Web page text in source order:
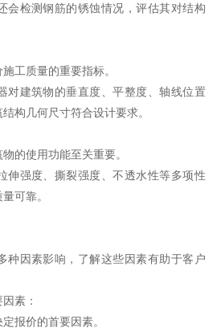
会检测钢筋的锈蚀情况，评估其对结构
工质量的重要指标。
对建筑物的垂直度、平整度、轴线位置
构几何尺寸符合设计要求。
的使用功能至关重要。
伸强度、撕裂强度、不透水性等多项性
可靠。
种因素影响，了解这些因素有助于客户
素：
报价的首要因素。